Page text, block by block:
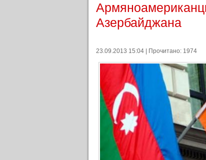
Азербайджана
23.09.2013 15:04 | Прочитано: 1974